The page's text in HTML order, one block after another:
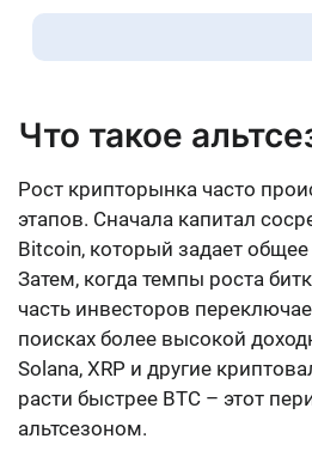
Что такое
Рост крипторынка часто
этапов. Сначала капитал
Bitcoin, который задает
Затем, когда темпы роста
часть инвесторов
поисках более высокой
Solana, XRP и другие
расти быстрее BTC – этот
альтсезоном.